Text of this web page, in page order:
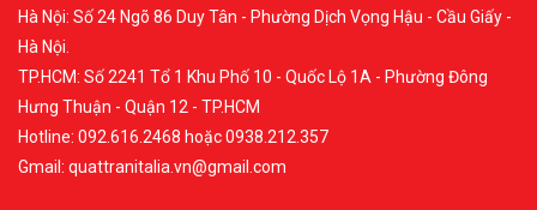
Hà Nội: Số 24 Ngõ 86 Duy Tân - Phường Dịch Vọng Hậu - Cầu Giấy -
Hà Nội.
TP.HCM: Số 2241 Tổ 1 Khu Phố 10 - Quốc Lộ 1A - Phường Đông
Hưng Thuận - Quận 12 - TP.HCM
Hotline: 092.616.2468 hoặc 0938.212.357
Gmail: quattranitalia.vn@gmail.com